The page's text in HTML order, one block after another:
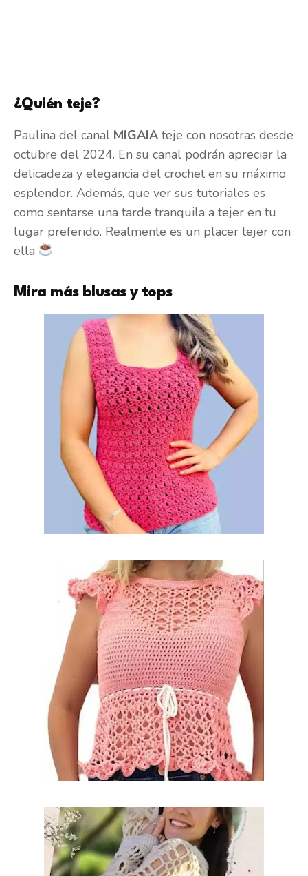
¿Quién teje?
Paulina del canal MIGAIA teje con nosotras desde
octubre del 2024. En su canal podrán apreciar la
delicadeza y elegancia del crochet en su máximo
esplendor. Además, que ver sus tutoriales es
como sentarse una tarde tranquila a tejer en tu
lugar preferido. Realmente es un placer tejer con
ella
Mira más blusas y tops